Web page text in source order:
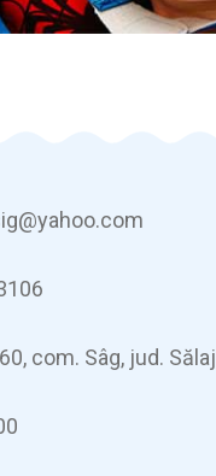
com. Sâg, jud. Sălaj